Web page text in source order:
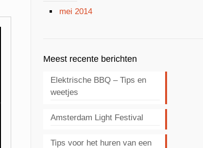
mei 2014
Meest recente berichten
Elektrische BBQ – Tips en
weetjes
Amsterdam Light Festival
Tips voor het huren van een